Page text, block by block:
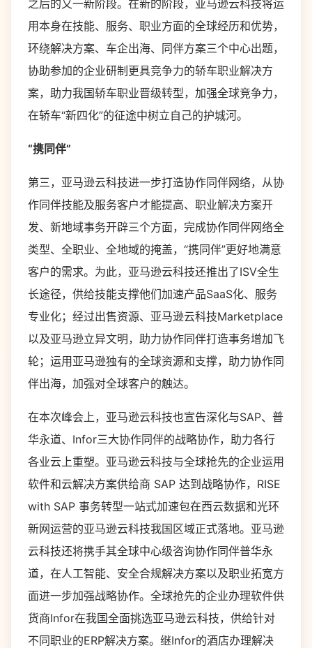
之后的又一新阶段。在新的阶段，亚马逊云科技将运
用本身在技能、服务、职业方面的全球经历和优势，
环绕解决方案、车企出海、同伴方案三个中心出题，
协助参加的企业研制更具竞争力的轿车职业解决方
案，助力我国轿车职业晋级转型，加强全球竞争力，
在轿车“新四化”的征途中树立自己的护城河。
“携同伴”
第三，亚马逊云科技进一步打造协作同伴网络，从协
作同伴技能及服务客户才能提高、职业解决方案开
发、新地域事务开辟三个方面，完成协作同伴网络全
类型、全职业、全地域的掩盖，“携同伴”更好地满意
客户的需求。为此，亚马逊云科技还推出了ISV全生
长途径，供给技能支撑他们加速产品SaaS化、服务
专业化；经过出售资源、亚马逊云科技Marketplace
以及亚马逊立异文明，助力协作同伴打造事务增加飞
轮；运用亚马逊独有的全球资源和支撑，助力协作同
伴出海，加强对全球客户的触达。
在本次峰会上，亚马逊云科技也宣告深化与SAP、普
华永道、Infor三大协作同伴的战略协作，助力各行
各业云上重塑。亚马逊云科技与全球抢先的企业运用
软件和云解决方案供给商 SAP 达到战略协作，RISE
with SAP 事务转型一站式加速包在西云数据和光环
新网运营的亚马逊云科技我国区域正式落地。亚马逊
云科技还将携手其全球中心级咨询协作同伴普华永
道，在人工智能、安全合规解决方案以及职业拓宽方
面进一步加强战略协作。全球抢先的企业办理软件供
货商Infor在我国全面挑选亚马逊云科技，供给针对
不同职业的ERP解决方案。继Infor的酒店办理解决